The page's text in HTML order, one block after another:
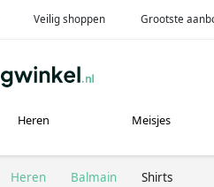
Veilig shoppen Grootste
Heren Meisjes
Heren Balmain Shirts